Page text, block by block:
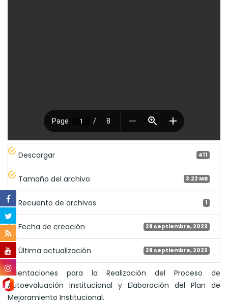
Descargar 411
Tamaño del archivo 3.22 MB
Recuento de archivos 1
Fecha de creación 28 septiembre, 2023
Última actualización 28 septiembre, 2023
Orientaciones para la Realización del Proceso de
Autoevaluación Institucional y Elaboración del Plan de
Mejoramiento Institucional.